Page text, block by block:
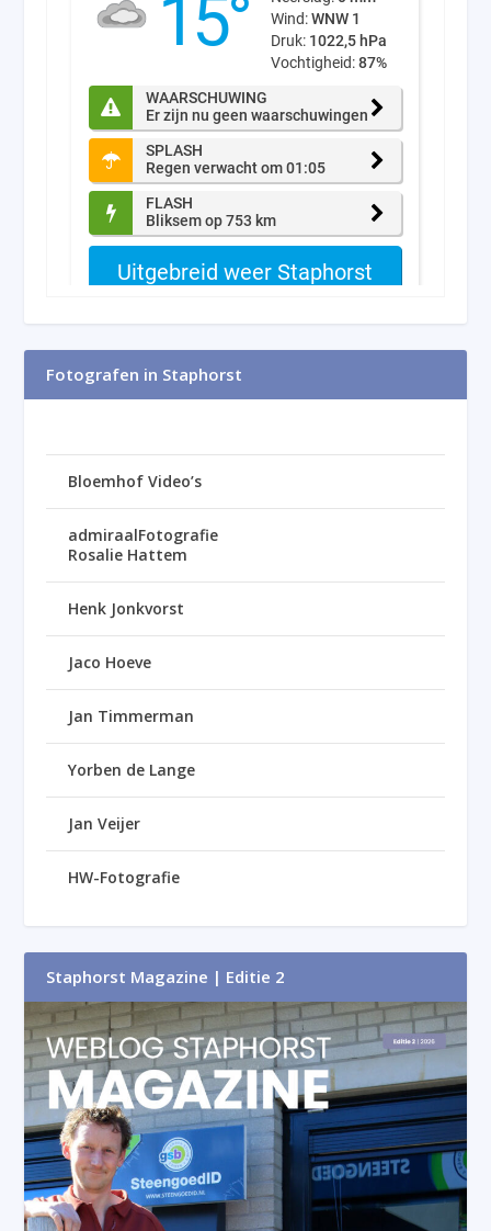
Fotografen in Staphorst
Bloemhof Video’s
admiraalFotografie
Rosalie Hattem
Henk Jonkvorst
Jaco Hoeve
Jan Timmerman
Yorben de Lange
Jan Veijer
HW-Fotografie
Staphorst Magazine | Editie 2